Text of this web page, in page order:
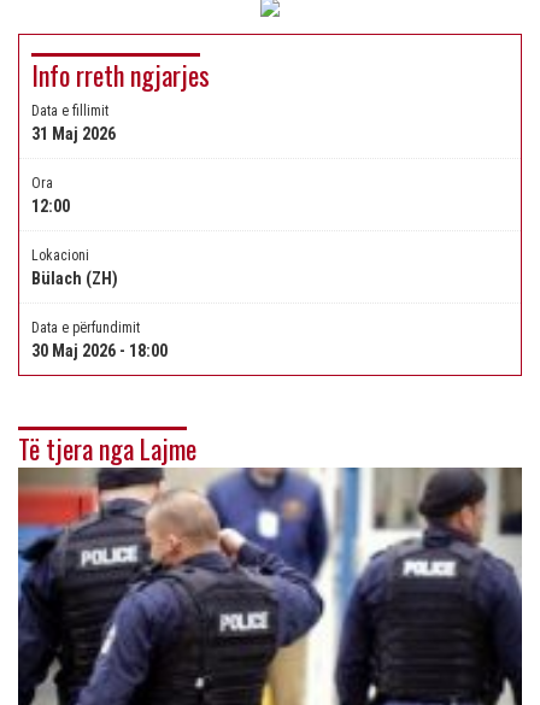
Info rreth ngjarjes
Data e fillimit
31 Maj 2026
Ora
12:00
Lokacioni
Bülach (ZH)
Data e përfundimit
30 Maj 2026 - 18:00
Të tjera nga Lajme